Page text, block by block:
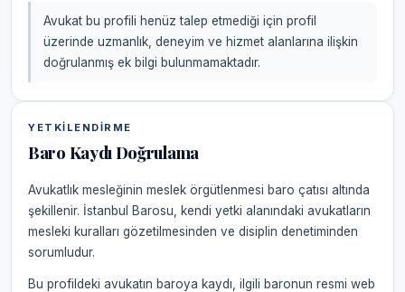
Avukat bu profili henüz talep etmediği için profil
üzerinde uzmanlık, deneyim ve hizmet alanlarına ilişkin
doğrulanmış ek bilgi bulunmamaktadır.
YETKILENDIRME
Baro Kaydı Doğrulama
Avukatlık mesleğinin meslek örgütlenmesi baro çatısı altında
şekillenir. İstanbul Barosu, kendi yetki alanındaki avukatların
mesleki kuralları gözetilmesinden ve disiplin denetiminden
sorumludur.
Bu profildeki avukatın baroya kaydı, ilgili baronun resmi web